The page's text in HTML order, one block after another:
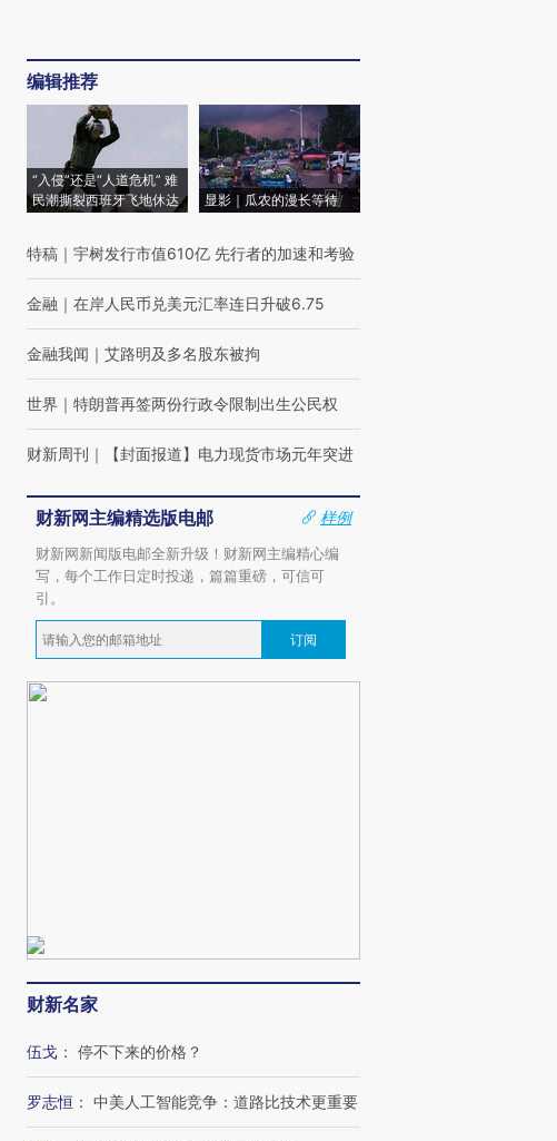
编辑推荐
“入侵”还是“人道危机” 难
民潮撕裂西班牙飞地休达
显影｜瓜农的漫长等待
特稿 ｜ 宇树发行市值610亿 先行者的加速和考验
金融 ｜ 在岸人民币兑美元汇率连日升破6.75
金融我闻 ｜ 艾路明及多名股东被拘
世界 ｜ 特朗普再签两份行政令限制出生公民权
财新周刊 ｜ 【封面报道】电力现货市场元年突进
财新网主编精选版电邮
样例
财新网新闻版电邮全新升级！财新网主编精心编
写，每个工作日定时投递，篇篇重磅，可信可
引。
订阅
财新名家
伍戈 ： 停不下来的价格？
罗志恒 ： 中美人工智能竞争：道路比技术更重要